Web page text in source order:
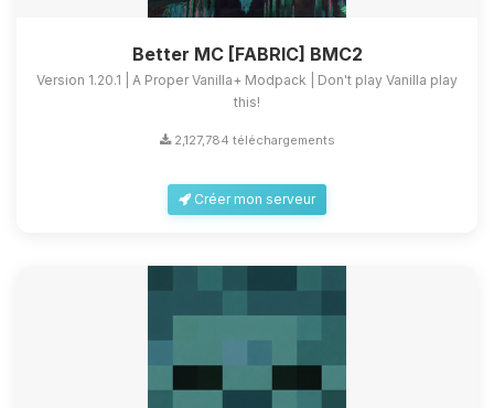
Better MC [FABRIC] BMC2
Version 1.20.1 | A Proper Vanilla+ Modpack | Don't play Vanilla play
this!
2,127,784 téléchargements
Créer mon serveur